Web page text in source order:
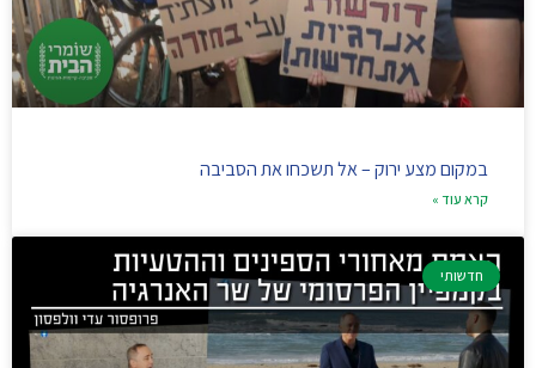
במקום מצע ירוק – אל תשכחו את הסביבה
קרא עוד »
חדשותי